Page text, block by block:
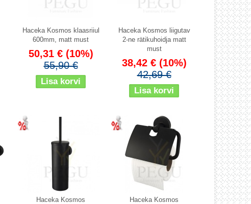
Haceka Kosmos klaasriiul
600mm, matt must
50,31 € (10%)
55,90 €
Haceka Kosmos liigutav
2-ne rätikuhoidja matt
must
38,42 € (10%)
42,69 €
Haceka Kosmos
Haceka Kosmos